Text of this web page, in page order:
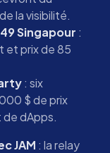
la visibilité.
Singapour :
et prix de 85
: six
$ de prix
dApps.
JAM : la relay